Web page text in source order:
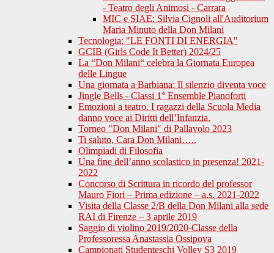
- Teatro degli Animosi - Carrara
MIC e SIAE: Silvia Cignoli all'Auditorium
Maria Minuto della Don Milani
Tecnologia: "LE FONTI DI ENERGIA"
GCIB (Girls Code It Better) 2024/25
La “Don Milani“ celebra la Giornata Europea
delle Lingue
Una giornata a Barbiana: Il silenzio diventa voce
Jingle Bells - Classi 1° Ensemble Pianoforti
Emozioni a teatro. I ragazzi della Scuola Media
danno voce ai Diritti dell’Infanzia.
Torneo "Don Milani" di Pallavolo 2023
Ti saluto, Cara Don Milani…..
Olimpiadi di Filosofia
Una fine dell’anno scolastico in presenza! 2021-
2022
Concorso di Scrittura in ricordo del professor
Mauro Fiori – Prima edizione – a.s. 2021-2022
Visita della Classe 2/B della Don Milani alla sede
RAI di Firenze – 3 aprile 2019
Saggio di violino 2019/2020-Classe della
Professoressa Anastassia Ossipova
Campionati Studenteschi Volley S3 2019